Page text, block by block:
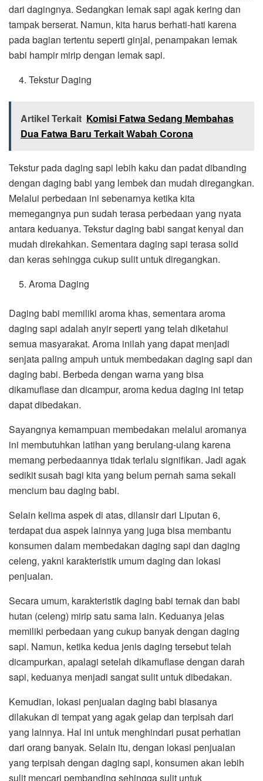
dari dagingnya. Sedangkan lemak sapi agak kering dan
tampak berserat. Namun, kita harus berhati-hati karena
pada bagian tertentu seperti ginjal, penampakan lemak
babi hampir mirip dengan lemak sapi.
Tekstur Daging
Artikel Terkait Komisi Fatwa Sedang Membahas
Dua Fatwa Baru Terkait Wabah Corona
Tekstur pada daging sapi lebih kaku dan padat dibanding
dengan daging babi yang lembek dan mudah diregangkan.
Melalui perbedaan ini sebenarnya ketika kita
memegangnya pun sudah terasa perbedaan yang nyata
antara keduanya. Tekstur daging babi sangat kenyal dan
mudah direkahkan. Sementara daging sapi terasa solid
dan keras sehingga cukup sulit untuk diregangkan.
Aroma Daging
Daging babi memiliki aroma khas, sementara aroma
daging sapi adalah anyir seperti yang telah diketahui
semua masyarakat. Aroma inilah yang dapat menjadi
senjata paling ampuh untuk membedakan daging sapi dan
daging babi. Berbeda dengan warna yang bisa
dikamuflase dan dicampur, aroma kedua daging ini tetap
dapat dibedakan.
Sayangnya kemampuan membedakan melalui aromanya
ini membutuhkan latihan yang berulang-ulang karena
memang perbedaannya tidak terlalu signifikan. Jadi agak
sedikit susah bagi kita yang belum pernah sama sekali
mencium bau daging babi.
Selain kelima aspek di atas, dilansir dari Liputan 6,
terdapat dua aspek lainnya yang juga bisa membantu
konsumen dalam membedakan daging sapi dan daging
celeng, yakni karakteristik umum daging dan lokasi
penjualan.
Secara umum, karakteristik daging babi ternak dan babi
hutan (celeng) mirip satu sama lain. Keduanya jelas
memiliki perbedaan yang cukup banyak dengan daging
sapi. Namun, ketika kedua jenis daging tersebut telah
dicampurkan, apalagi setelah dikamuflase dengan darah
sapi, keduanya menjadi sangat sulit untuk dibedakan.
Kemudian, lokasi penjualan daging babi biasanya
dilakukan di tempat yang agak gelap dan terpisah dari
yang lainnya. Hal ini untuk menghindari pusat perhatian
dari orang banyak. Selain itu, dengan lokasi penjualan
yang terpisah dengan daging sapi, konsumen akan lebih
sulit mencari pembanding sehingga sulit untuk